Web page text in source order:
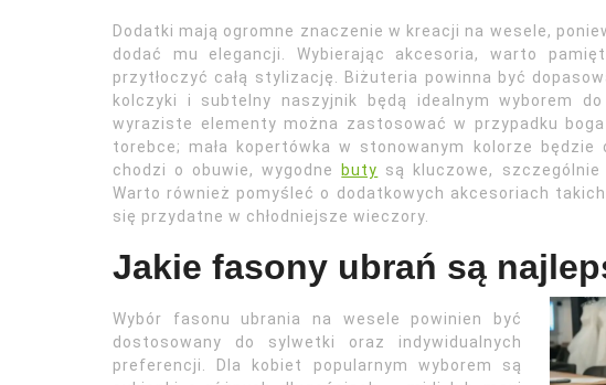
Dodatki mają ogromne znaczenie w kreacji na wesele,
dodać mu elegancji. Wybierając akcesoria, warto
przytłoczyć całą stylizację. Biżuteria powinna być
kolczyki i subtelny naszyjnik będą idealnym wyborem
wyraziste elementy można zastosować w przypadku
torebce; mała kopertówka w stonowanym kolorze będzie
chodzi o obuwie, wygodne
buty są kluczowe,
Warto również pomyśleć o dodatkowych akcesoriach
się przydatne w chłodniejsze wieczory.
Jakie fasony ubrań są
Wybór fasonu ubrania na wesele powinien być
dostosowany do sylwetki oraz indywidualnych
preferencji. Dla kobiet popularnym wyborem są